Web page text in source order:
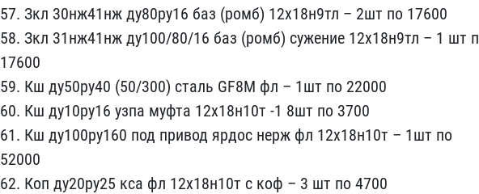
57. Зкл 30нж41нж​ ду80ру16 баз (ромб) 12х​18н9тл – 2шт по 17600
58​. Зкл 31нж41нж ду100/80/​16 баз (ромб) сужение 12​х18н9тл – 1 шт
17600
​59. Кш ду50ру40 (50/300)​ сталь GF8M фл – 1шт по ​22000
60. Кш ду10ру16 уз​па муфта 12х18н10т -1 8ш​т по 3700
61. Кш ду100ру​160 под привод ярдос нер​ж фл 12х18н10т – 1шт по ​
52000
62. Коп ду20ру25 к​са фл 12х18н10т с коф – ​3 шт по 4700